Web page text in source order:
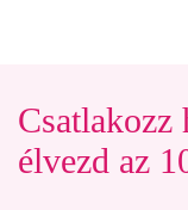
Csatlakozz
élvezd az